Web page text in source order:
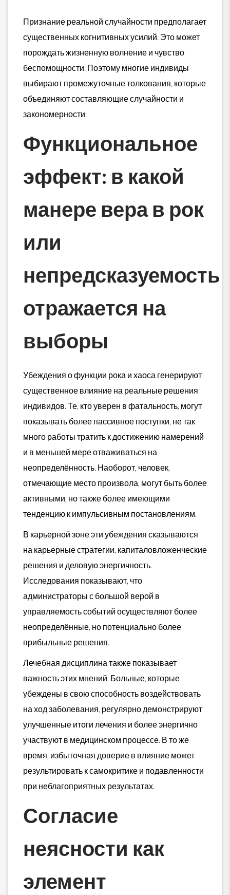
Признание реальной случайности предполагает
существенных когнитивных усилий. Это может
порождать жизненную волнение и чувство
беспомощности. Поэтому многие индивиды
выбирают промежуточные толкования, которые
объединяют составляющие случайности и
закономерности.
Функциональное
эффект: в какой
манере вера в рок
или
непредсказуемость
отражается на
выборы
Убеждения о функции рока и хаоса генерируют
существенное влияние на реальные решения
индивидов. Те, кто уверен в фатальность, могут
показывать более пассивное поступки, не так
много работы тратить к достижению намерений
и в меньшей мере отваживаться на
неопределённость. Наоборот, человек,
отмечающие место произвола, могут быть более
активными, но также более имеющими
тенденцию к импульсивным постановлениям.
В карьерной зоне эти убеждения сказываются
на карьерные стратегии, капиталовложенческие
решения и деловую энергичность.
Исследования показывают, что
администраторы с большой верой в
управляемость событий осуществляют более
неопределённые, но потенциально более
прибыльные решения.
Лечебная дисциплина также показывает
важность этих мнений. Больные, которые
убеждены в свою способность воздействовать
на ход заболевания, регулярно демонстрируют
улучшенные итоги лечения и более энергично
участвуют в медицинском процессе. В то же
время, избыточная доверие в влияние может
результировать к самокритике и подавленности
при неблагоприятных результатах.
Согласие
неясности как
элемент